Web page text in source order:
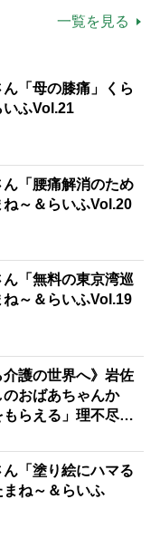
一覧を見る
「母の膝痛」くら
いふVol.21
「腰痛解消のため
ね～＆らいふVol.20
「無料の東京湾巡
ね～＆らいふVol.19
介護の世界へ》岩佐
おばあちゃんか
もらえる」理不尽さ
い」
「塗り絵にハマる
ね～＆らいふ